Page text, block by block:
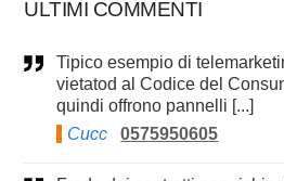
ULTIMI COMMENTI
Tipico esempio di telemarketing aggressivo, peraltro
vietatod al Codice del
quindi offrono pannelli [...]
Cucc
0575950605